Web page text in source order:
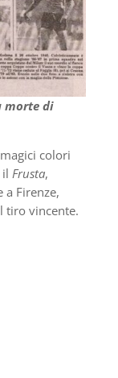
morte di
colori
il Frusta,
a Firenze,
tiro vincente.